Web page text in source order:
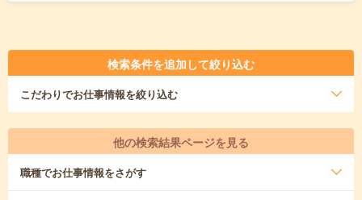
検索条件を追加して絞り込む
こだわりでお仕事情報を絞り込む
他の検索結果ページを見る
職種でお仕事情報をさがす